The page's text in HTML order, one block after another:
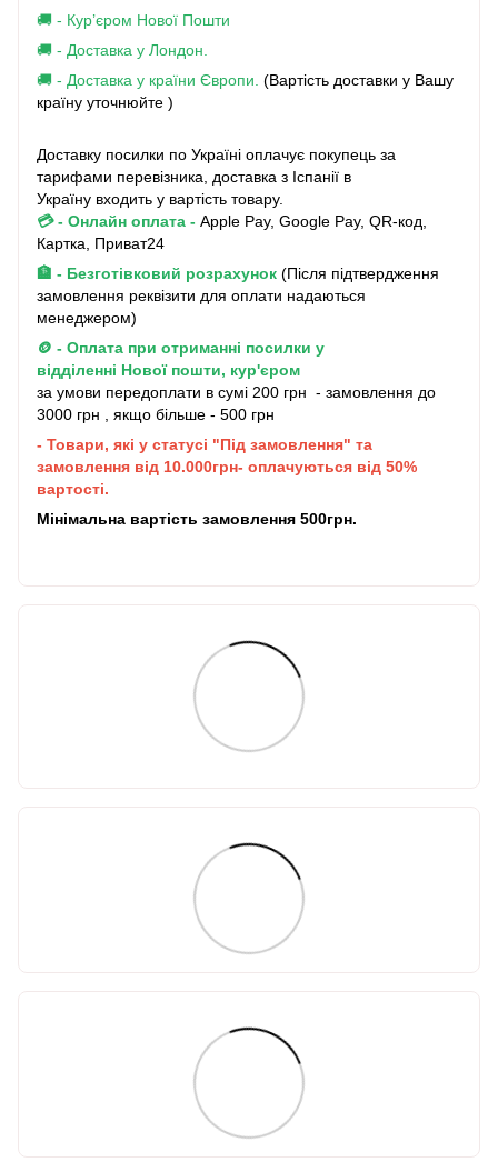
🚚 - Кур’єром Нової Пошти
🚚 - Доставка у Лондон.
🚚 - Доставка у країни Європи. (Вартість доставки у Вашу
країну уточнюйте )
Доставку посилки по Україні оплачує покупець за
тарифами перевізника, доставка з Іспанії в
Україну входить у вартість товару.
💳 - Онлайн оплата - Apple Pay, Google Pay, QR-код,
Картка, Приват24
🏦 - Безготівковий розрахунок (Після підтвердження
замовлення реквізити для оплати надаються
менеджером)
🪙 - Оплата при отриманні посилки у
відділенні Нової пошти, кур'єром
за умови передоплати в сумі 200 грн - замовлення до
3000 грн , якщо більше - 500 грн
- Товари, які у статусі "Під замовлення" та
замовлення від 10.000грн- оплачуються від 50%
вартості.
Мінімальна вартість замовлення 500грн.